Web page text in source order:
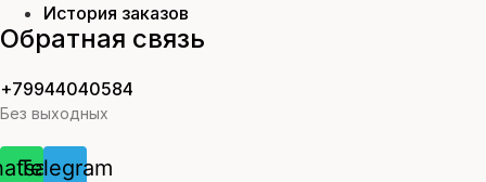
История заказов
Обратная связь
+79944040584
Без выходных
Telegram